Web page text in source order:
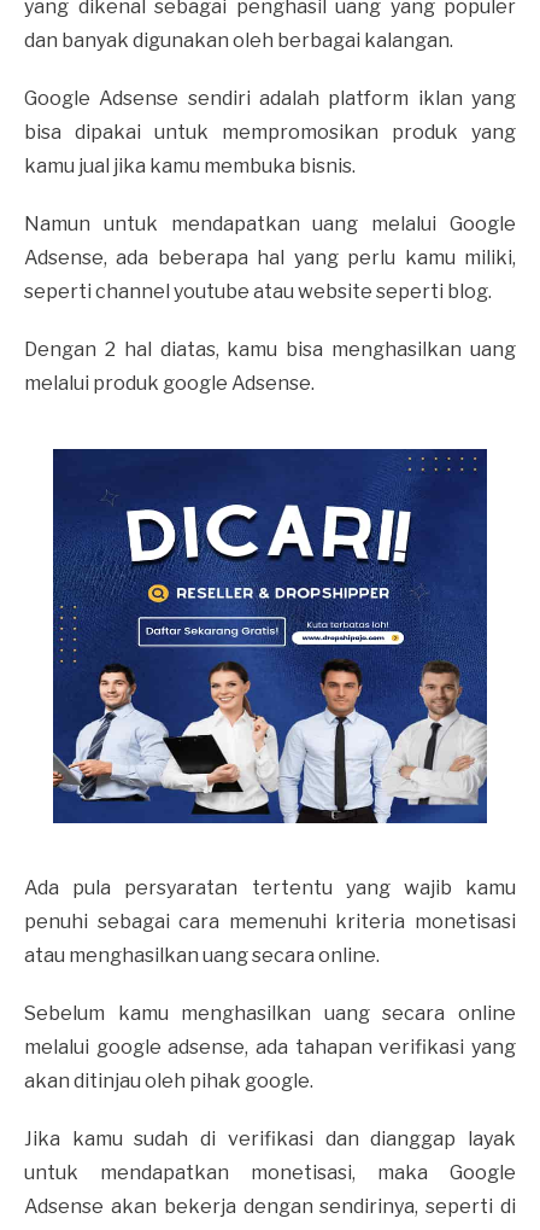
yang dikenal sebagai penghasil uang yang populer
dan banyak digunakan oleh berbagai kalangan.
Google Adsense sendiri adalah platform iklan yang
bisa dipakai untuk mempromosikan produk yang
kamu jual jika kamu membuka bisnis.
Namun untuk mendapatkan uang melalui Google
Adsense, ada beberapa hal yang perlu kamu miliki,
seperti channel youtube atau website seperti blog.
Dengan 2 hal diatas, kamu bisa menghasilkan uang
melalui produk google Adsense.
Ada pula persyaratan tertentu yang wajib kamu
penuhi sebagai cara memenuhi kriteria monetisasi
atau menghasilkan uang secara online.
Sebelum kamu menghasilkan uang secara online
melalui google adsense, ada tahapan verifikasi yang
akan ditinjau oleh pihak google.
Jika kamu sudah di verifikasi dan dianggap layak
untuk mendapatkan monetisasi, maka Google
Adsense akan bekerja dengan sendirinya, seperti di